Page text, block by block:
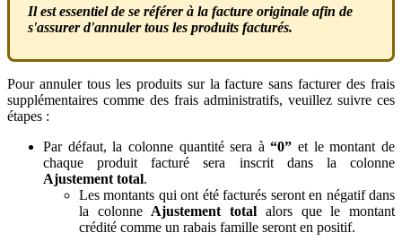
Il est essentiel de se référer à la facture originale afin de
s'assurer d'annuler tous les produits facturés.
Pour annuler tous les produits sur la facture sans facturer des frais
supplémentaires comme des frais administratifs, veuillez suivre ces
étapes :
Par défaut, la colonne quantité sera à “0” et le montant de
chaque
produit facturé sera inscrit dans la
colonne
Ajustement total.
Les montants qui ont été facturés seront en négatif dans
la
colonne Ajustement total alors que le montant
crédité comme un rabais famille seront en positif.